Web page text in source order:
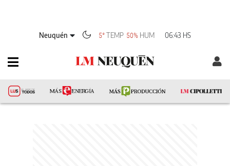
Neuquén 5° TEMP 50% HUM 06:43 HS